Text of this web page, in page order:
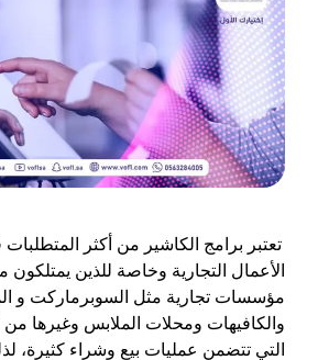
تعتبر برامج الكاشير من أكثر
الأعمال التجارية وخاصة للذين يمتلكون
مؤسسات تجارية مثل السوبرماركت و
والكافيهات ومحلات الملابس وغيرها من
التي تتضمن عمليات بيع وشراء كثيرة،